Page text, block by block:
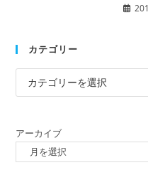
カテゴリー
アーカイブ